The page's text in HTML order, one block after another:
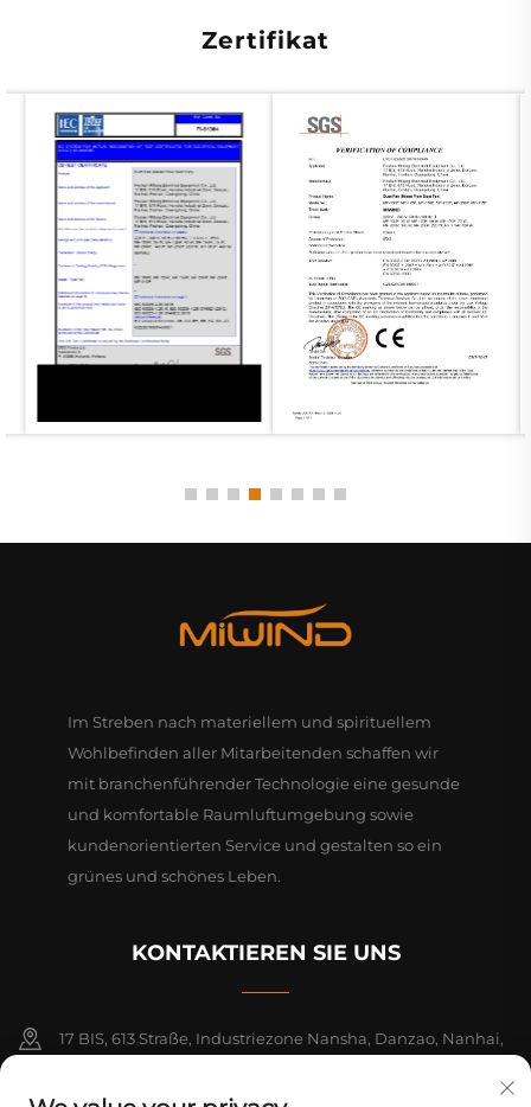
Zertifikat
Im Streben nach materiellem und spirituellem
Wohlbefinden aller Mitarbeitenden schaffen wir
mit branchenführender Technologie eine gesunde
und komfortable Raumluftumgebung sowie
kundenorientierten Service und gestalten so ein
grünes und schönes Leben.
KONTAKTIEREN SIE UNS
17 BIS, 613 Straße, Industriezone Nansha, Danzao, Nanhai,